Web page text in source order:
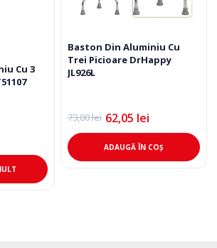
Cu 3
Baston Din Aluminiu Cu
Trei Picioare DrHappy
JL926L
73,00lei
Prețul
inițial
a
fost:
73,00 lei.
62,05 lei
Prețul
curent
este:
62,05 lei.
ADAUGĂ ÎN COȘ